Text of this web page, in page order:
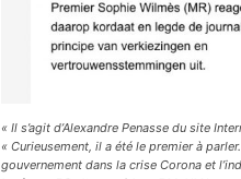
« Il s’agit d’Alexandre Penasse du site
« Curieusement, il a été le premier à
gouvernement dans la crise Corona et